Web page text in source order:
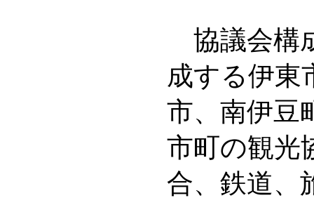
協議会構
成する伊東
市、南伊豆
市町の観光
合、鉄道、